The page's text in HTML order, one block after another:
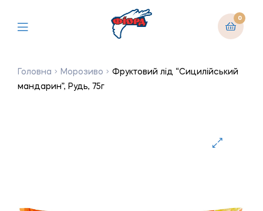
0
Головна Морозиво
Фруктовий лід “Сицилійський
мандарин”, Рудь, 75г